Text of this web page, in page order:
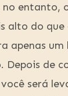
no entanto,
alto do que
apenas um
Depois de
será